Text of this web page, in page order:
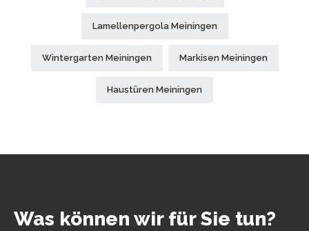
Lamellenpergola Meiningen
Wintergarten Meiningen Markisen Meiningen
Haustüren Meiningen
Was können wir für Sie tun?